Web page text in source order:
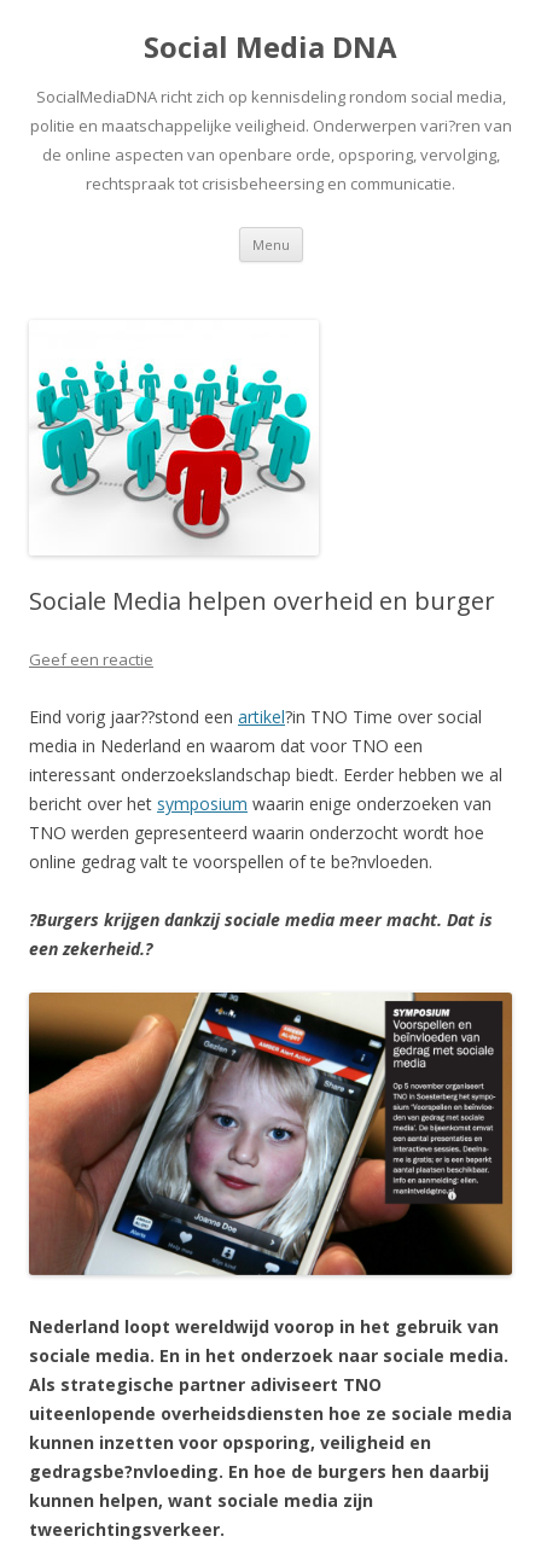
Social Media DNA
SocialMediaDNA richt zich op kennisdeling rondom social media,
politie en maatschappelijke veiligheid. Onderwerpen vari?ren van
de online aspecten van openbare orde, opsporing, vervolging,
rechtspraak tot crisisbeheersing en communicatie.
Menu Spring
inhoud
Sociale Media helpen overheid en burger
Geef een reactie
Eind vorig jaar??stond een artikel?in TNO Time over social
media in Nederland en waarom dat voor TNO een
interessant onderzoekslandschap biedt. Eerder hebben we al
bericht over het symposium waarin enige onderzoeken van
TNO werden gepresenteerd waarin onderzocht wordt hoe
online gedrag valt te voorspellen of te be?nvloeden.
?Burgers krijgen dankzij sociale media meer macht. Dat is
een zekerheid.?
Nederland loopt wereldwijd voorop in het gebruik van
sociale media. En in het onderzoek naar sociale media.
Als strategische partner adiviseert TNO
uiteenlopende overheidsdiensten hoe ze sociale media
kunnen inzetten voor opsporing, veiligheid en
gedragsbe?nvloeding. En hoe de burgers hen daarbij
kunnen helpen, want sociale media zijn
tweerichtingsverkeer.